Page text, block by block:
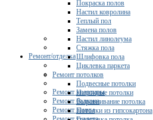
Ремонт/отделка
Ремонт квартиры
Ремонт балкона
Ремонт ванны
Покраска полов
Настил ковролина
Теплый пол
Замена полов
Настил линолеума
Стяжка пола
Шлифовка пола
Циклевка паркета
Ремонт потолков
Подвесные потолки
Натяжные потолки
Выравнивание потолка
Потолки из гипсокартона